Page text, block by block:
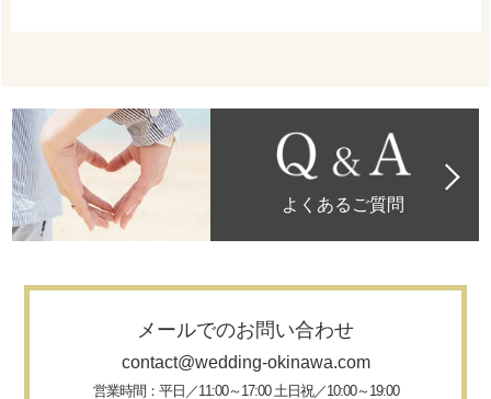
よくあるご質問
メールでのお問い合わせ
contact@wedding-okinawa.com
営業時間：平日／11:00～17:00 土日祝／10:00～19:00